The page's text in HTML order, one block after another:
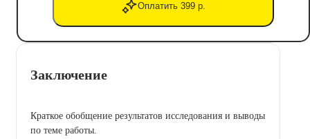
Оплатить 399 р.
Заключение
Краткое обобщение результатов исследования и выводы
по теме работы.